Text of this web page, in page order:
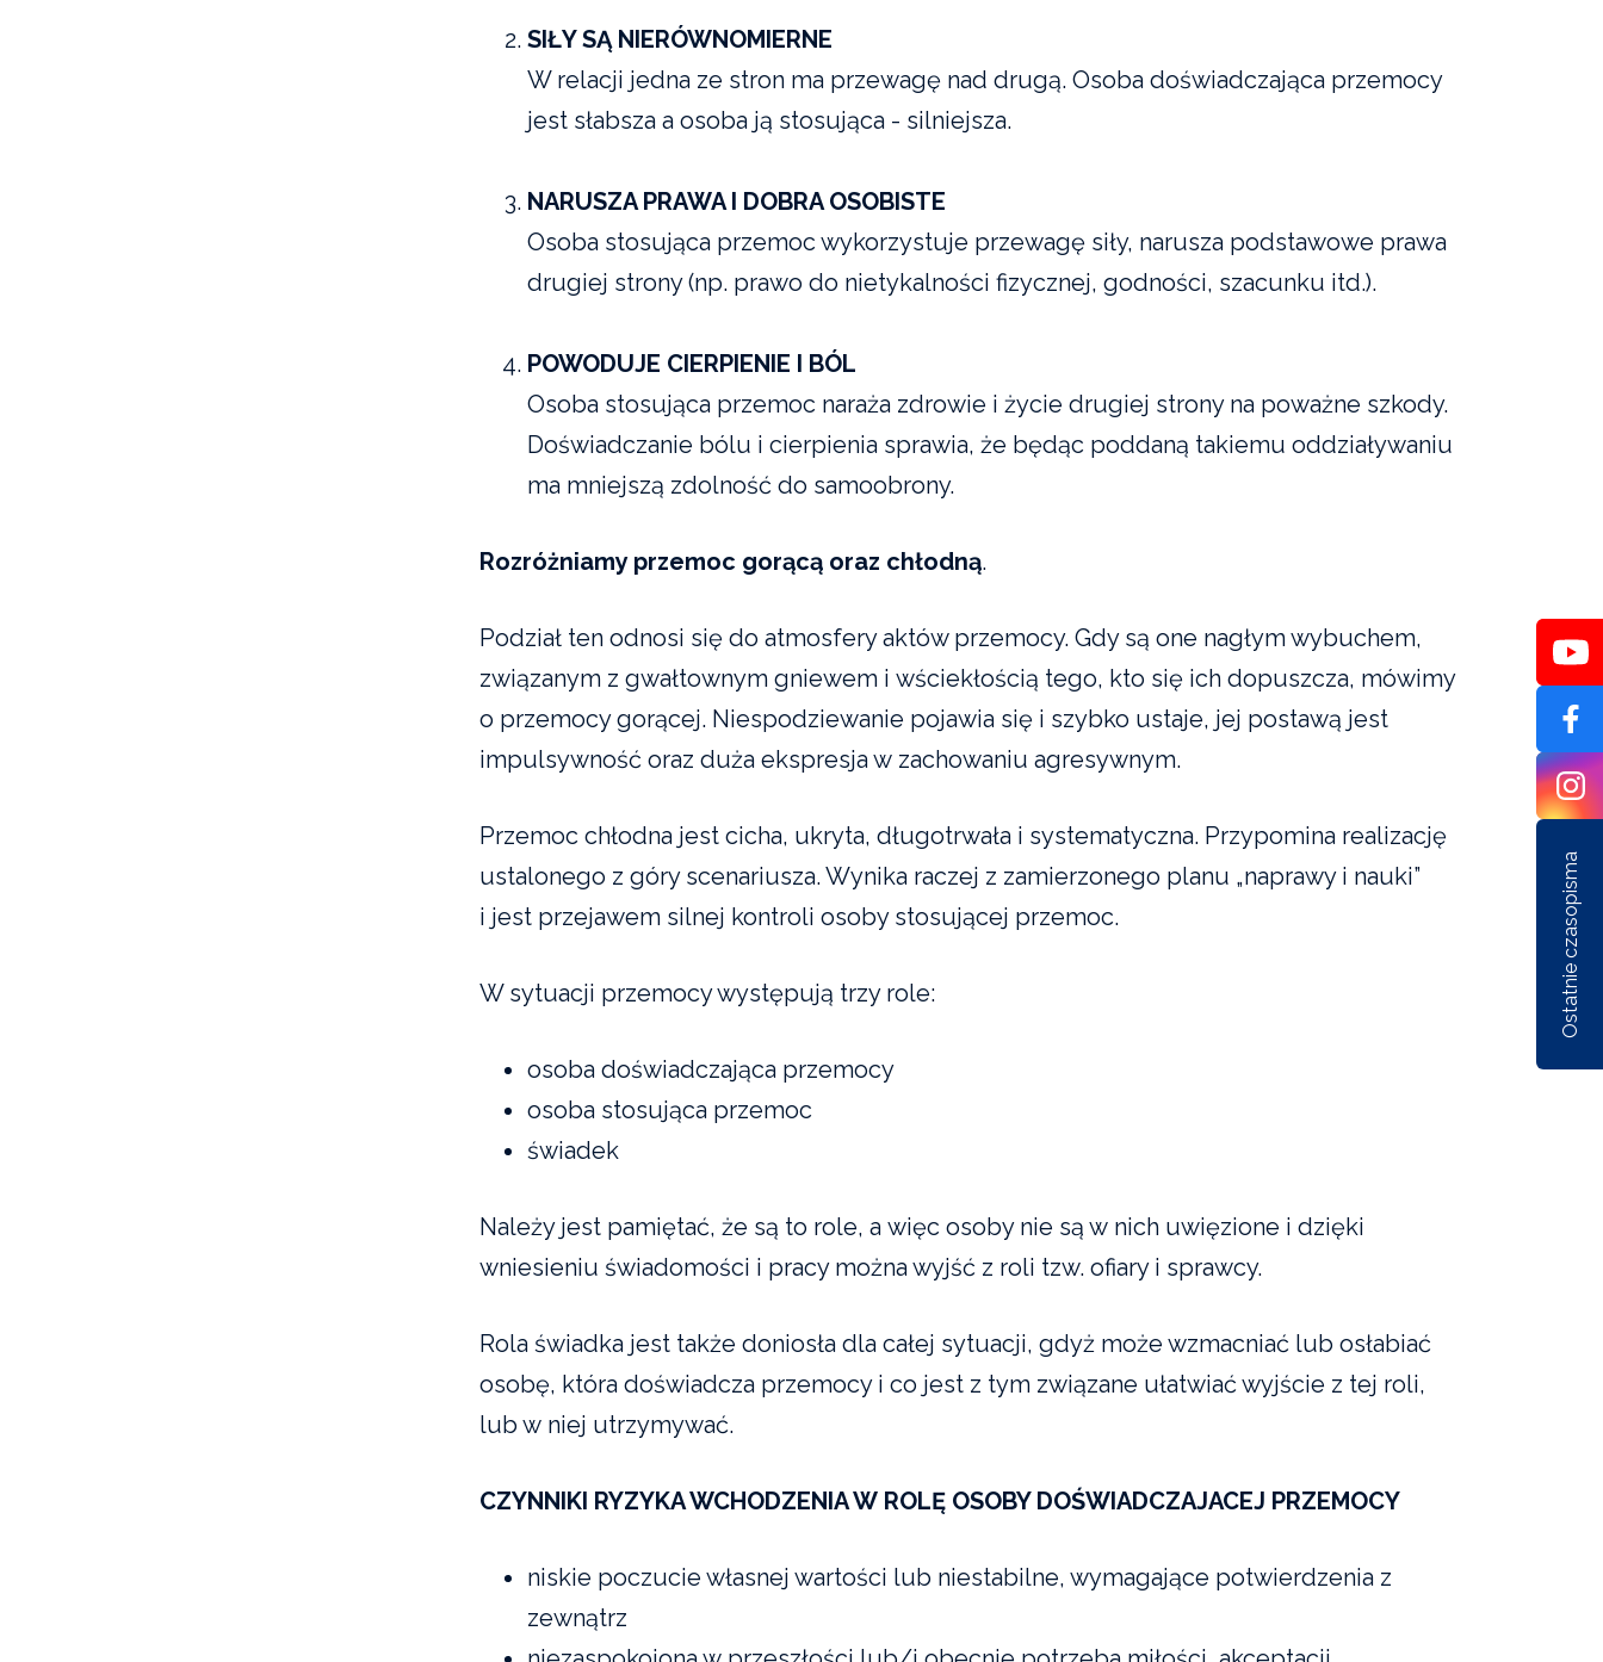
SIŁY SĄ NIERÓWNOMIERNE
W relacji jedna ze stron ma przewagę nad drugą. Osoba doświadczająca przemocy
jest słabsza a osoba ją stosująca - silniejsza.
NARUSZA PRAWA I DOBRA OSOBISTE
Osoba stosująca przemoc wykorzystuje przewagę siły, narusza podstawowe prawa
drugiej strony (np. prawo do nietykalności fizycznej, godności, szacunku itd.).
POWODUJE CIERPIENIE I BÓL
Osoba stosująca przemoc naraża zdrowie i życie drugiej strony na poważne szkody.
Doświadczanie bólu i cierpienia sprawia, że będąc poddaną takiemu oddziaływaniu
ma mniejszą zdolność do samoobrony.
Rozróżniamy przemoc gorącą oraz chłodną.
Podział ten odnosi się do atmosfery aktów przemocy. Gdy są one nagłym wybuchem,
związanym z gwałtownym gniewem i wściekłością tego, kto się ich dopuszcza, mówimy
o przemocy gorącej. Niespodziewanie pojawia się i szybko ustaje, jej postawą jest
impulsywność oraz duża ekspresja w zachowaniu agresywnym.
Przemoc chłodna jest cicha, ukryta, długotrwała i systematyczna. Przypomina realizację
ustalonego z góry scenariusza. Wynika raczej z zamierzonego planu „naprawy i nauki”
i jest przejawem silnej kontroli osoby stosującej przemoc.
W sytuacji przemocy występują trzy role:
osoba doświadczająca przemocy
osoba stosująca przemoc
świadek
Należy jest pamiętać, że są to role, a więc osoby nie są w nich uwięzione i dzięki
wniesieniu świadomości i pracy można wyjść z roli tzw. ofiary i sprawcy.
Rola świadka jest także doniosła dla całej sytuacji, gdyż może wzmacniać lub osłabiać
osobę, która doświadcza przemocy i co jest z tym związane ułatwiać wyjście z tej roli,
lub w niej utrzymywać.
CZYNNIKI RYZYKA WCHODZENIA W ROLĘ OSOBY DOŚWIADCZAJACEJ PRZEMOCY
niskie poczucie własnej wartości lub niestabilne, wymagające potwierdzenia z
zewnątrz
Ostatnie czasopisma
Nr 5/